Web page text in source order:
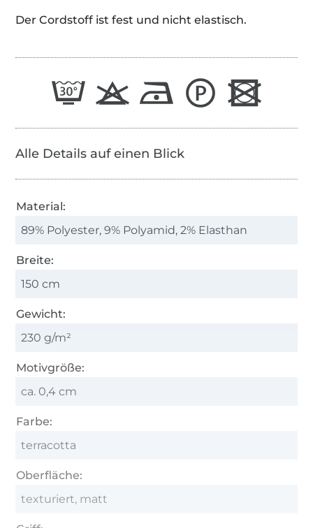
Der Cordstoff ist fest und nicht elastisch.
Alle Details auf einen Blick
Material:
89% Polyester, 9% Polyamid, 2% Elasthan
Breite:
150 cm
Gewicht:
230 g/m²
Motivgröße:
ca. 0,4 cm
Farbe:
terracotta
Oberfläche:
texturiert, matt